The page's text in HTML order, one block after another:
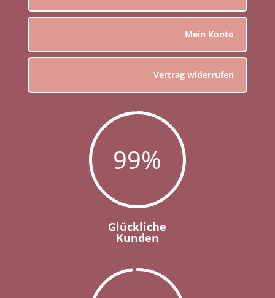
Mein Konto
Vertrag widerrufen
99%
Glückliche
Kunden